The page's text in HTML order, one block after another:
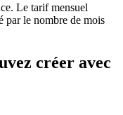
Le tarif mensuel
par le nombre de mois
créer avec